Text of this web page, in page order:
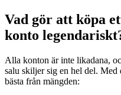
Vad gör att köpa
konto
Alla konton är inte likadana,
salu skiljer sig en hel del. Med
bästa från mängden: